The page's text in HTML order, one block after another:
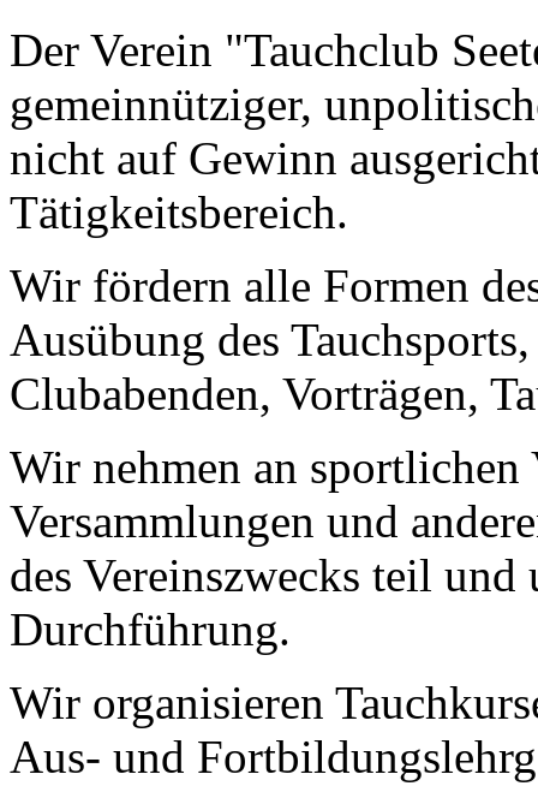
Der Verein "Tauchclub
gemeinnütziger,
nicht auf Gewinn
Tätigkeitsbereich.
Wir fördern alle Formen
Ausübung des
Clubabenden, Vorträgen,
Wir nehmen an sportlichen
Versammlungen und
des Vereinszwecks teil und
Durchführung.
Wir organisieren
Aus- und